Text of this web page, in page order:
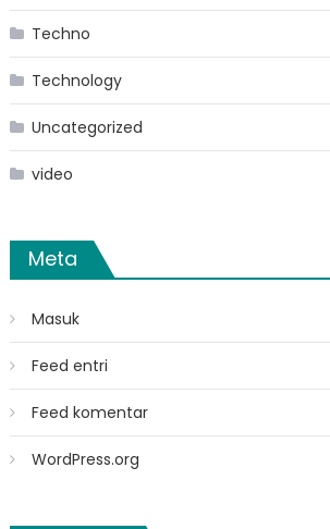
Techno
Technology
Uncategorized
video
Meta
Masuk
Feed entri
Feed komentar
WordPress.org